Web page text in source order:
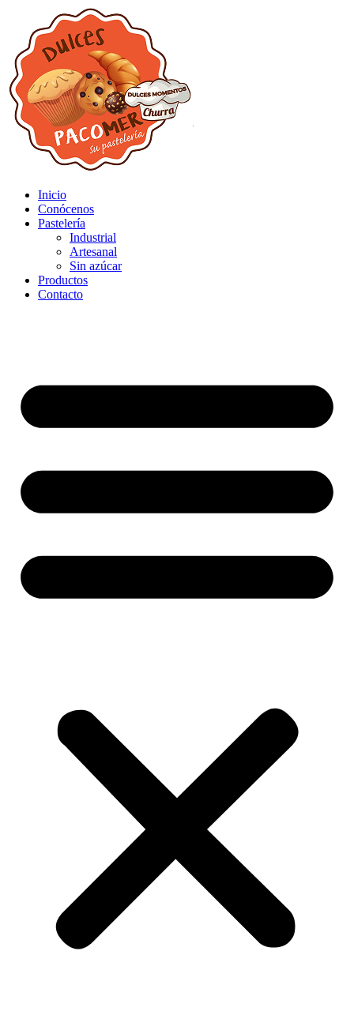
Inicio
Conócenos
Pastelería
Industrial
Artesanal
Sin azúcar
Productos
Contacto